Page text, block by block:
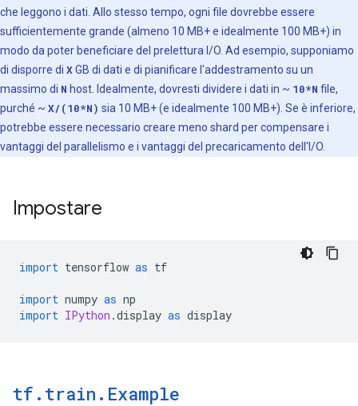
che leggono i dati. Allo stesso tempo, ogni file dovrebbe essere
sufficientemente grande (almeno 10 MB+ e idealmente 100 MB+) in
modo da poter beneficiare del prelettura I/O. Ad esempio, supponiamo
di disporre di XGB di dati e di pianificare l'addestramento su un
massimo di N host. Idealmente, dovresti dividere i dati in ~ 10*N file,
purché ~ X/(10*N) sia 10 MB+ (e idealmente 100 MB+). Se è inferiore,
potrebbe essere necessario creare meno shard per compensare i
vantaggi del parallelismo e i vantaggi del precaricamento dell'I/O.
Impostare
import tensorflow as tf
import numpy as np
import IPython .display as display
tf . train . Example